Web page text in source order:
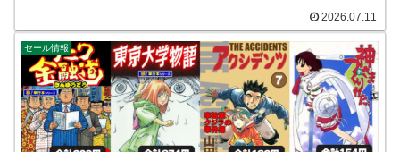
2026.07.11
セール情報